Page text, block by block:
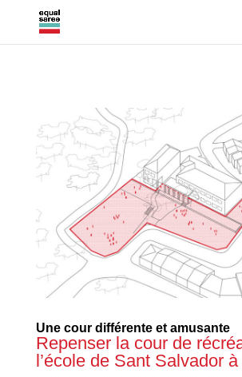
Une cour différente et amusante
Repenser la cour de
l’école de Sant Salvador